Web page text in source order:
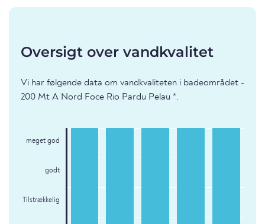
Oversigt over vandkvalitet
Vi har følgende data om vandkvaliteten i badeområdet -
200 Mt A Nord Foce Rio Pardu Pelau *.
meget god
godt
Tilstrækkelig